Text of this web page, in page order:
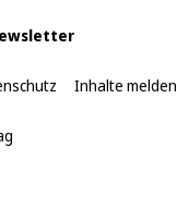
Inhalte melden